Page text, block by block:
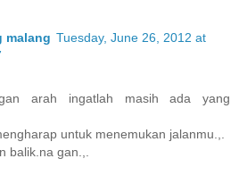
malang Tuesday, June 26, 2012 at
arah ingatlah masih ada yang
untuk menemukan jalanmu.,.
balik.na gan.,.